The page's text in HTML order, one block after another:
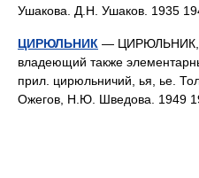
Ушакова. Д.Н. Ушаков. 1935
ЦИРЮЛЬНИК — ЦИРЮЛЬНИК,
владеющий также
прил. цирюльничий, ья, ье.
Ожегов, Н.Ю. Шведова. 1949